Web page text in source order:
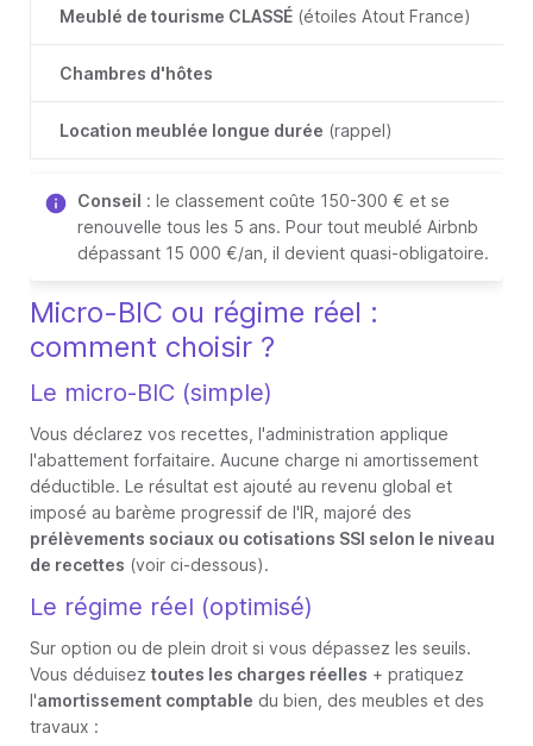
Meublé de tourisme CLASSÉ (étoiles Atout France)
Chambres d'hôtes
Location meublée longue durée (rappel)
Conseil : le classement coûte 150-300 € et se
renouvelle tous les 5 ans. Pour tout meublé Airbnb
dépassant 15 000 €/an, il devient quasi-obligatoire.
Micro-BIC ou régime réel :
comment choisir ?
Le micro-BIC (simple)
Vous déclarez vos recettes, l'administration applique
l'abattement forfaitaire. Aucune charge ni amortissement
déductible. Le résultat est ajouté au revenu global et
imposé au barème progressif de l'IR, majoré des
prélèvements sociaux ou cotisations SSI selon le niveau
de recettes (voir ci-dessous).
Le régime réel (optimisé)
Sur option ou de plein droit si vous dépassez les seuils.
Vous déduisez toutes les charges réelles + pratiquez
l'amortissement comptable du bien, des meubles et des
travaux :